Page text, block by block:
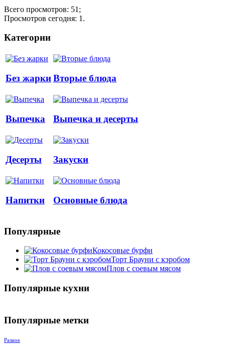
Всего просмотров: 51;
Просмотров сегодня: 1.
Категории
Без жаркиВторые блюда
Выпечка Выпечка и десерты
Десерты Закуски
Напитки Основные блюда
Популярные
Кокосовые бурфи
Торт Брауни с кэробом
Плов с соевым мясом
Популярные кухни
Популярные метки
Разное